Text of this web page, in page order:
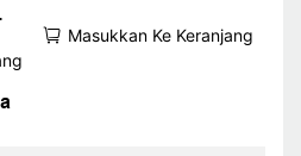
Harga Tag Barcode
Masukkan Ke Keranjang